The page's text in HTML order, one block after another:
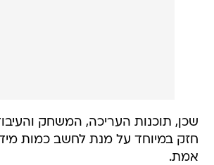
שכן, תוכנות העריכה, המשחק
חזק במיוחד על מנת לחשב כמות
אמת.